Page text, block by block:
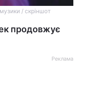
/ скріншот
продовжує
Реклама